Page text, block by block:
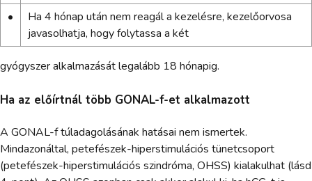
•
Ha 4 hónap után nem reagál a kezelésre, kezelőorvosa
javasolhatja, hogy folytassa a két
gyógyszer alkalmazását legalább 18 hónapig.
Ha az előírtnál több GONAL-f-et alkalmazott
A GONAL-f túladagolásának hatásai nem ismertek.
Mindazonáltal, petefészek-hiperstimulációs tünetcsoport
(petefészek-hiperstimulációs szindróma, OHSS) kialakulhat (lásd